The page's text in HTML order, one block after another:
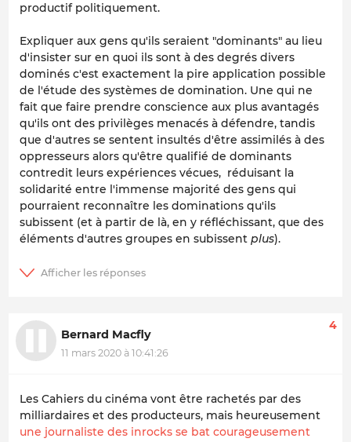
productif politiquement.
Expliquer aux gens qu'ils seraient "dominants" au lieu
d'insister sur en quoi ils sont à des degrés divers
dominés c'est exactement la pire application possible
de l'étude des systèmes de domination. Une qui ne
fait que faire prendre conscience aux plus avantagés
qu'ils ont des privilèges menacés à défendre, tandis
que d'autres se sentent insultés d'être assimilés à des
oppresseurs alors qu'être qualifié de dominants
contredit leurs expériences vécues, réduisant la
solidarité entre l'immense majorité des gens qui
pourraient reconnaître les dominations qu'ils
subissent (et à partir de là, en y réfléchissant, que des
éléments d'autres groupes en subissent plus).
Bernard Macfly
11 mars 2020 à 10:41:26
4
Les Cahiers du cinéma vont être rachetés par des
milliardaires et des producteurs, mais heureusement
une journaliste des inrocks se bat courageusement